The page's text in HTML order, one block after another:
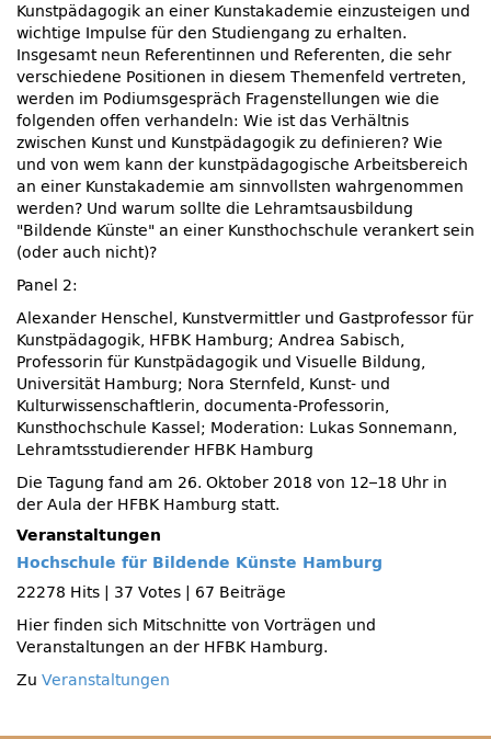
Kunstpädagogik an einer Kunstakademie einzusteigen und
wichtige Impulse für den Studiengang zu erhalten.
Insgesamt neun Referentinnen und Referenten, die sehr
verschiedene Positionen in diesem Themenfeld vertreten,
werden im Podiumsgespräch Fragenstellungen wie die
folgenden offen verhandeln: Wie ist das Verhältnis
zwischen Kunst und Kunstpädagogik zu definieren? Wie
und von wem kann der kunstpädagogische Arbeitsbereich
an einer Kunstakademie am sinnvollsten wahrgenommen
werden? Und warum sollte die Lehramtsausbildung
Bildende Künste
an einer Kunsthochschule verankert sein
(oder auch nicht)?
Panel 2:
Alexander Henschel, Kunstvermittler und Gastprofessor für
Kunstpädagogik, HFBK Hamburg; Andrea Sabisch,
Professorin für Kunstpädagogik und Visuelle Bildung,
Universität Hamburg; Nora Sternfeld, Kunst- und
Kulturwissenschaftlerin, documenta-Professorin,
Kunsthochschule Kassel; Moderation: Lukas Sonnemann,
Lehramtsstudierender HFBK Hamburg
Die Tagung fand am 26. Oktober 2018 von 12–18 Uhr in
der Aula der HFBK Hamburg statt.
Veranstaltungen
Hochschule für Bildende Künste Hamburg
22278 Hits
37 Votes
67 Beiträge
Hier finden sich Mitschnitte von Vorträgen und
Veranstaltungen an der HFBK Hamburg.
Zu Veranstaltungen